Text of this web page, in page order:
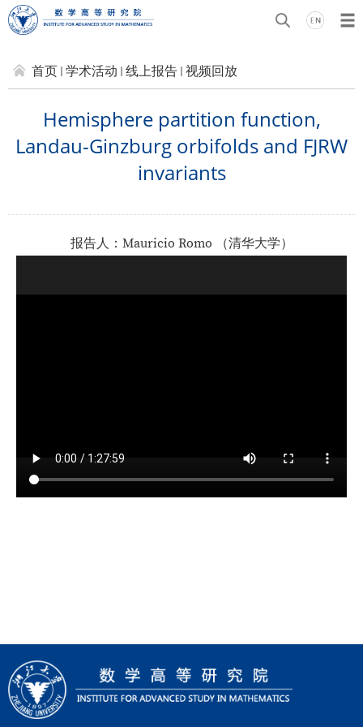
首页 学术活动 线上报告 视频回放
Hemisphere partition function,
Landau-Ginzburg orbifolds and FJRW
invariants
报告人：Mauricio Romo （清华大学）